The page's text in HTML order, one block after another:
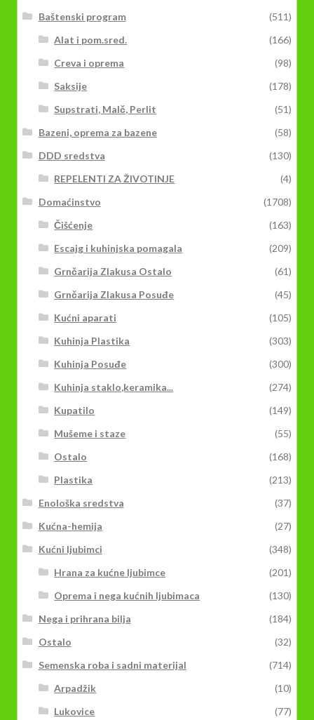
Baštenski program
(511)
Alat i pom.sred.
(166)
Creva i oprema
(98)
Saksije
(178)
Supstrati, Malč, Perlit
(51)
Bazeni, oprema za bazene
(58)
DDD sredstva
(130)
REPELENTI ZA ŽIVOTINJE
(4)
Domaćinstvo
(1708)
Čišćenje
(163)
Escajg i kuhinjska pomagala
(209)
Grnčarija Zlakusa Ostalo
(61)
Grnčarija Zlakusa Posuđe
(45)
Kućni aparati
(105)
Kuhinja Plastika
(303)
Kuhinja Posuđe
(300)
Kuhinja staklo,keramika...
(274)
Kupatilo
(149)
Mušeme i staze
(55)
Ostalo
(168)
Plastika
(213)
Enološka sredstva
(37)
Kućna-hemija
(27)
Kućni ljubimci
(348)
Hrana za kućne ljubimce
(201)
Oprema i nega kućnih ljubimaca
(130)
Nega i prihrana bilja
(184)
Ostalo
(32)
Semenska roba i sadni materijal
(714)
Arpadžik
(10)
Lukovice
(77)